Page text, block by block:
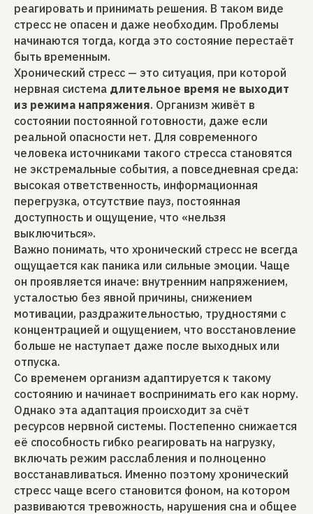
реагировать и принимать решения. В таком виде
стресс не опасен и даже необходим. Проблемы
начинаются тогда, когда это состояние перестаёт
быть временным.
Хронический стресс — это ситуация, при которой
нервная система длительное время не выходит
из режима напряжения. Организм живёт в
состоянии постоянной готовности, даже если
реальной опасности нет. Для современного
человека источниками такого стресса становятся
не экстремальные события, а повседневная среда:
высокая ответственность, информационная
перегрузка, отсутствие пауз, постоянная
доступность и ощущение, что «нельзя
выключиться».
Важно понимать, что хронический стресс не всегда
ощущается как паника или сильные эмоции. Чаще
он проявляется иначе: внутренним напряжением,
усталостью без явной причины, снижением
мотивации, раздражительностью, трудностями с
концентрацией и ощущением, что восстановление
больше не наступает даже после выходных или
отпуска.
Со временем организм адаптируется к такому
состоянию и начинает воспринимать его как норму.
Однако эта адаптация происходит за счёт
ресурсов нервной системы. Постепенно снижается
её способность гибко реагировать на нагрузку,
включать режим расслабления и полноценно
восстанавливаться. Именно поэтому хронический
стресс чаще всего становится фоном, на котором
развиваются тревожность, нарушения сна и общее